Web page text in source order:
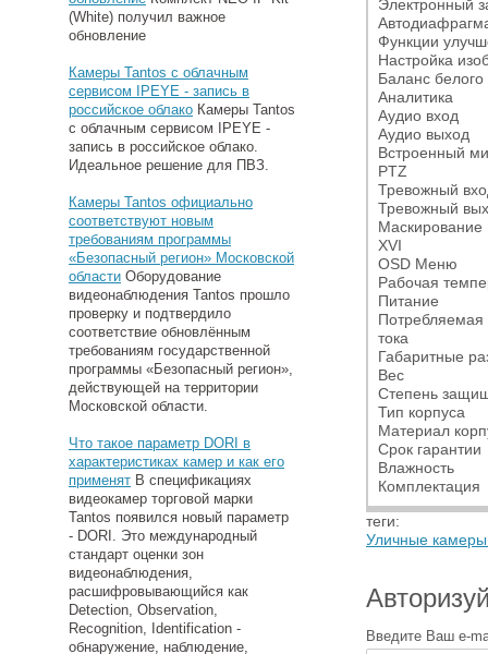
(White) получил важное
обновление
Камеры Tantos с облачным
сервисом IPEYE - запись в
российское облако Камеры Tantos
с облачным сервисом IPEYE -
запись в российское облако.
Идеальное решение для ПВЗ.
Камеры Tantos официально
соответствуют новым
требованиям программы
«Безопасный регион» Московской
области Оборудование
видеонаблюдения Tantos прошло
проверку и подтвердило
соответствие обновлённым
требованиям государственной
программы «Безопасный регион»,
действующей на территории
Московской области.
Что такое параметр DORI в
характеристиках камер и как его
применят В спецификациях
видеокамер торговой марки
Tantos появился новый параметр
- DORI. Это международный
стандарт оценки зон
видеонаблюдения,
расшифровывающийся как
Detection, Observation,
Recognition, Identification -
обнаружение, наблюдение,
Электронный
Функции
Настройка
Баланс белого
Аналитика
Аудио вход
Аудио выход
Встроенный
PTZ
Тревожный
Тревожный
Маскирование
XVI
OSD Меню
Рабочая
Питание
тока
Габаритные
Вес
Степень
Тип корпуса
Материал
Срок гарантии
Влажность
Комплектация
теги:
Уличные
Введите Ваш e-